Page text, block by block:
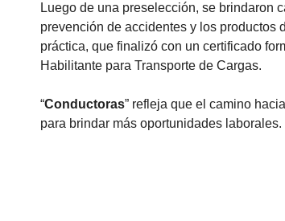
Luego de una preselección, se brindaron
prevención de accidentes y los productos
práctica, que finalizó con un certificado
Habilitante para Transporte de Cargas.
“Conductoras” refleja que el camino
para brindar más oportunidades